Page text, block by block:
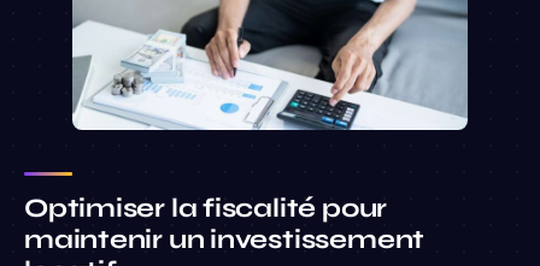
Optimiser la fiscalité pour
maintenir un investissement